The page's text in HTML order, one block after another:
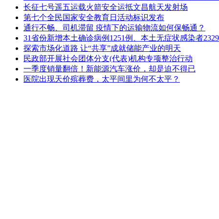
长征七号遥五运载火箭安全运抵文昌航天发射场
第七个全民国家安全教育日活动标识发布
通行不畅、司机滞留 疫情下的运输物流如何保畅通？
31省份新增本土确诊病例1251例、本土无症状感染者
探索市场化道路 让“共享”成就储能产业的明天
民政部开展社会团体分支(代表)机构专项整治行动
一季度销量翻倍！新能源汽车涨价，却是迫不得已
医院出现天价殡葬费，太平间里为何不太平？